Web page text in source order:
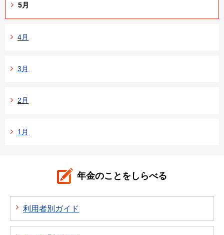
5月
4月
3月
2月
1月
年金のことをしらべる
利用者別ガイド